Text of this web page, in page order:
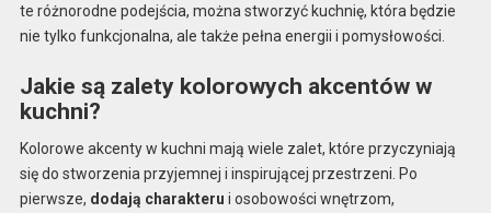
te różnorodne podejścia, można stworzyć kuchnię, która będzie
nie tylko funkcjonalna, ale także pełna energii i pomysłowości.
Jakie są zalety kolorowych akcentów w
kuchni?
Kolorowe akcenty w kuchni mają wiele zalet, które przyczyniają
się do stworzenia przyjemnej i inspirującej przestrzeni. Po
pierwsze, dodają charakteru i osobowości wnętrzom,